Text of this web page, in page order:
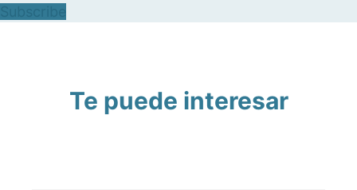
Te puede interesar